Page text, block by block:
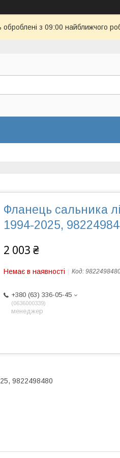
з 09:00 найближчого
Фланець сальника
1994-2025,
2 003 ₴
Немає в наявності Код:
+380 (63) 336-05-45
0636000339
менеджер
9822498480